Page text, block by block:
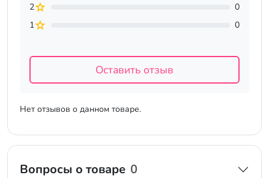
Нет отзывов о данном товаре.
2
0
1
0
Оставить отзыв
Вопросы о товаре 0